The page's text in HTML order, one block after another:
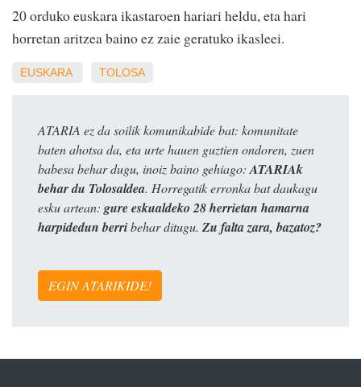
20 orduko euskara ikastaroen hariari heldu, eta hari
horretan aritzea baino ez zaie geratuko ikasleei.
EUSKARA TOLOSA
ATARIA ez da soilik komunikabide bat: komunitate
baten ahotsa da, eta urte hauen guztien ondoren, zuen
babesa behar dugu, inoiz baino gehiago:ATARIAk
behar du Tolosaldea. Horregatik erronka bat daukagu
esku artean: gure eskualdeko 28 herrietan hamarna
harpidedun berribehar ditugu. Zu falta zara, bazatoz?
EGIN ATARIKIDE!